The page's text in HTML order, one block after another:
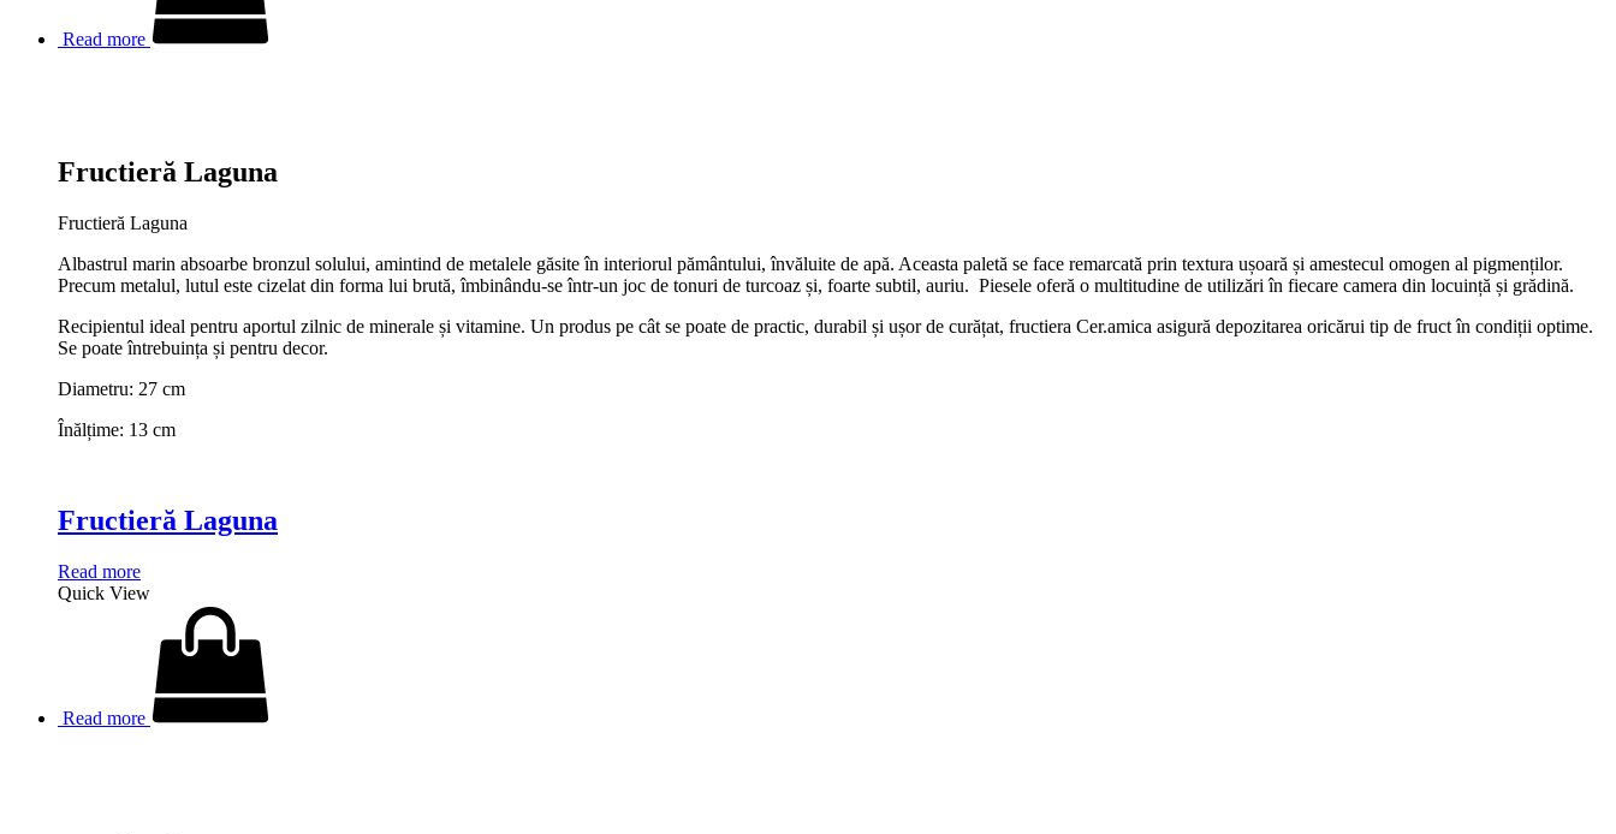
Read more
Fructieră Laguna
Fructieră Laguna
Albastrul marin absoarbe bronzul solului, amintind de metalele găsite în interiorul pământului, învăluite de apă. Aceasta paletă se face remarcată prin textura ușoară și amestecul omogen al pigmenților.
Precum metalul, lutul este cizelat din forma lui brută, îmbinându-se într-un joc de tonuri de turcoaz și, foarte subtil, auriu. Piesele oferă o multitudine de utilizări în fiecare camera din locuință și grădină.
Recipientul ideal pentru aportul zilnic de minerale și vitamine. Un produs pe cât se poate de practic, durabil și ușor de curățat, fructiera Cer.amica asigură depozitarea oricărui tip de fruct în condiții optime.
Se poate întrebuința și pentru decor.
Diametru: 27 cm
Înălțime: 13 cm
Fructieră Laguna
Read more
Quick View
Read more